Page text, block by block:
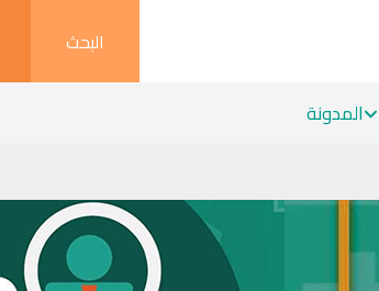
البحث
المدونة